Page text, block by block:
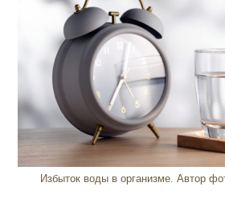
Избыток воды в организме. Автор